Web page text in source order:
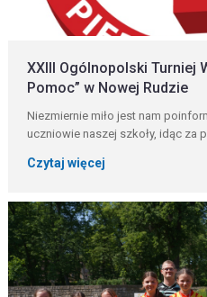
XXIII Ogólnopolski Turniej
Pomoc” w Nowej Rudzie
Niezmiernie miło jest nam
uczniowie naszej szkoły, idąc za
Czytaj więcej